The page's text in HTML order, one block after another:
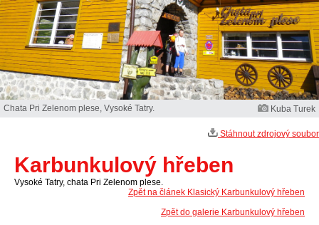
Chata Pri Zelenom plese, Vysoké Tatry. Kuba Turek
Stáhnout zdrojový soubor
Karbunkulový hřeben
Vysoké Tatry, chata Pri Zelenom plese.
Zpět na článek Klasický Karbunkulový hřeben
Zpět do galerie Karbunkulový hřeben